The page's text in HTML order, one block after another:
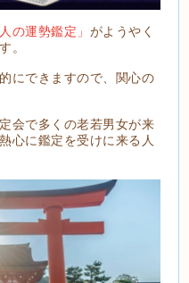
の運勢鑑定」 がようやく
。
にできますので、関心の
会で多くの老若男女が来
心に鑑定を受けに来る人